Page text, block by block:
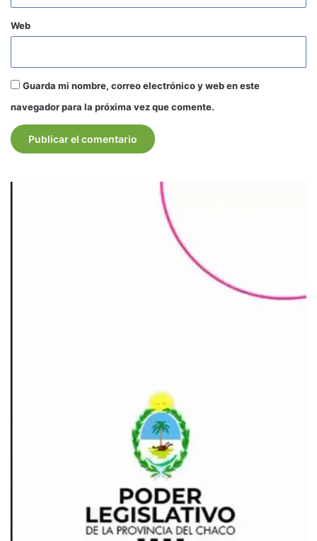
Web
Guarda mi nombre, correo electrónico y web en este
navegador para la próxima vez que comente.